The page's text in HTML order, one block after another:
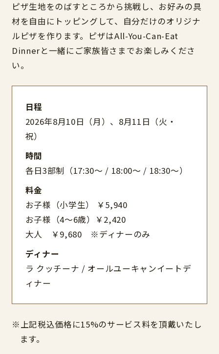
ピザ生地をのばすところから挑戦し、お好みの具
材を自由にトッピングして、自分だけのオリジナ
ルピザを作ります。ピザはAll-You-Can-Eat
Dinnerと一緒にご家族皆さまでお楽しみくださ
い。
日程
2026年8月10日（月 ）、8月11日（火・
祝）
時間
各日3部制（17:30～ / 18:00～ / 18:30～）
料金
お子様（小学生） ￥5,940
お子様（4～6歳）￥2,420
大人 ￥9,680 ※ディナーのみ
ディナー
ラ クッチーナ / オールユーキャンイートデ
ィナー
※上記税込価格に15%のサービス料を頂戴いたし
ます。